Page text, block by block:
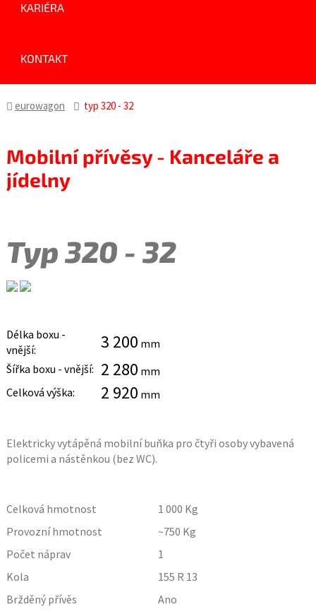
KARIÉRA
KONTAKT
eurowagon typ 320 - 32
Mobilní přívěsy - Kanceláře a
jídelny
Typ 320 - 32
Délka boxu -
vnější:
3 200 mm
Šířka boxu - vnější: 2 280 mm
Celková výška:
2 920 mm
Elektricky vytápěná mobilní buňka pro čtyři osoby vybavená
policemi a nástěnkou (bez WC).
Celková hmotnost 1 000 Kg
Provozní hmotnost
~750 Kg
Počet náprav
1
Kola
155 R 13
Bržděný přívěs
Ano